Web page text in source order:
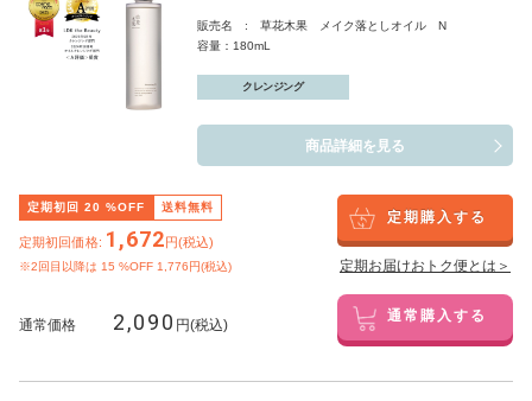
販売名 : 草花木果 メイク落としオイル N
容量：180mL
クレンジング
商品詳細を見る
定期初回 20 %OFF 送料無料
定期初回価格: 1,672円(税込)
※2回目以降は 15 %OFF 1,776円(税込)
定期購入する
定期お届けおトク便とは＞
通常価格 2,090 円(税込) 通常購入する